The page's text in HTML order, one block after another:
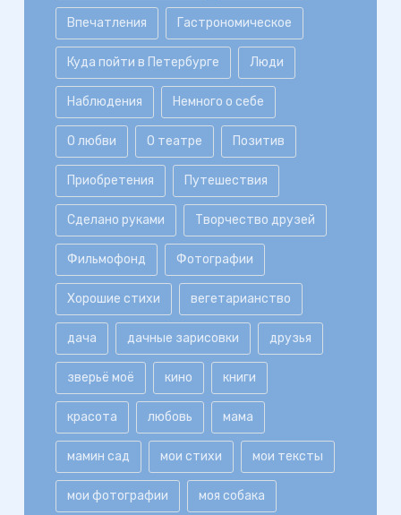
Впечатления Гастрономическое
Куда пойти в Петербурге Люди
Наблюдения Немного о себе
О любви О театре Позитив
Приобретения Путешествия
Сделано руками Творчество друзей
Фильмофонд Фотографии
Хорошие стихи вегетарианство
дача дачные зарисовки друзья
зверьё моё кино книги
красота любовь мама
мамин сад мои стихи мои тексты
мои фотографии моя собака